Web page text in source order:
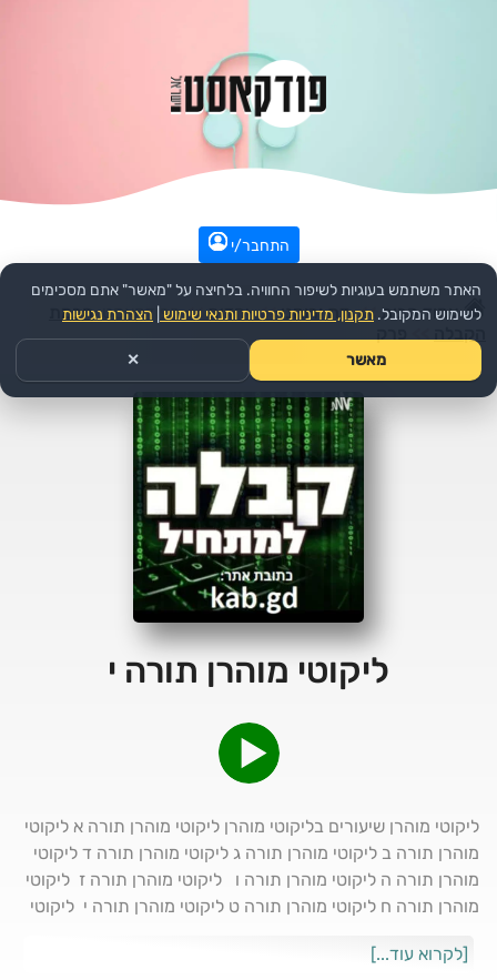
התחבר/י
עמוד הבית >> דת ורוחני >> יהדות >>הפודקאסט: חכמת
ליקוטי מוהרן תורה י
⁠ליקוטי מוהרן⁠⁠ ⁠⁠שיעורים בליקוטי מוהרן⁠⁠ ⁠⁠ליקוטי מוהרן תורה א⁠⁠ ⁠⁠ליקוטי
מוהרן תורה ב⁠⁠ ⁠⁠ליקוטי מוהרן תורה ג⁠⁠ ⁠⁠ליקוטי מוהרן תורה ד⁠⁠ ⁠⁠ליקוטי
מוהרן תורה ה⁠⁠ ⁠⁠ליקוטי מוהרן תורה ו ⁠⁠ ⁠⁠ ⁠⁠⁠⁠ליקוטי מוהרן תורה ז⁠⁠ ⁠⁠ ⁠⁠⁠⁠ליקוטי
מוהרן תורה ח⁠⁠ ⁠⁠ליקוטי מוהרן תורה ט⁠⁠ ⁠⁠ליקוטי מוהרן תורה י ⁠⁠ ⁠⁠ליקוטי
[לקרוא עוד...]
האתר משתמש בעוגיות לשיפור החוויה. בלחיצה על "מאשר" אתם מסכימים
לשימוש המקובל. תקנון, מדיניות פרטיות ותנאי שימוש הצהרת נגישות
מאשר ✕